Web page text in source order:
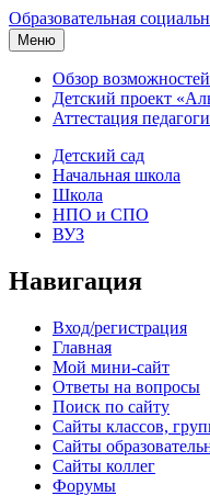
Образовательная
Меню
Обзор возможностей
Детский проект
Аттестация
Детский сад
Начальная школа
Школа
НПО и СПО
ВУЗ
Навигация
Вход/регистрация
Главная
Мой мини-сайт
Ответы на вопросы
Поиск по сайту
Сайты классов,
Сайты
Сайты коллег
Форумы